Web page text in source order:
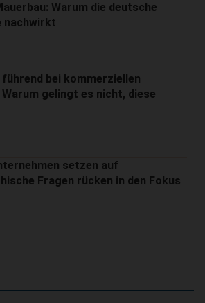
Warum die deutsche
nachwirkt
führend bei kommerziellen
gelingt es nicht, diese
setzen auf
Fragen rücken in den Fokus